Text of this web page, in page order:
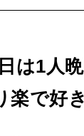
3月号「スイーツ
月号「良運を掴む
は1人
楽で好